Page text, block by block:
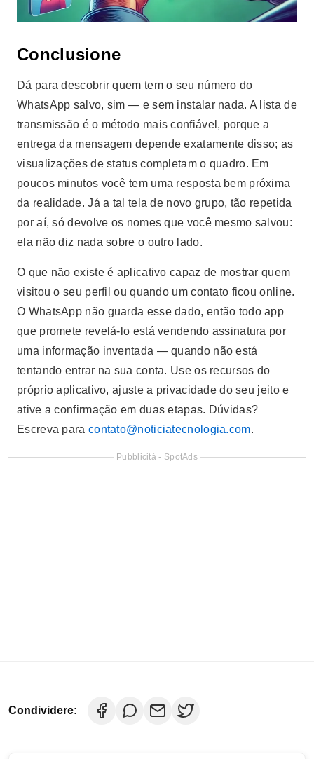
Conclusione
Dá para descobrir quem tem o seu número do
WhatsApp salvo, sim — e sem instalar nada. A lista de
transmissão é o método mais confiável, porque a
entrega da mensagem depende exatamente disso; as
visualizações de status completam o quadro. Em
poucos minutos você tem uma resposta bem próxima
da realidade. Já a tal tela de novo grupo, tão repetida
por aí, só devolve os nomes que você mesmo salvou:
ela não diz nada sobre o outro lado.
O que não existe é aplicativo capaz de mostrar quem
visitou o seu perfil ou quando um contato ficou online.
O WhatsApp não guarda esse dado, então todo app
que promete revelá-lo está vendendo assinatura por
uma informação inventada — quando não está
tentando entrar na sua conta. Use os recursos do
próprio aplicativo, ajuste a privacidade do seu jeito e
ative a confirmação em duas etapas. Dúvidas?
Escreva para contato@noticiatecnologia.com.
Pubblicità - SpotAds
Condividere: